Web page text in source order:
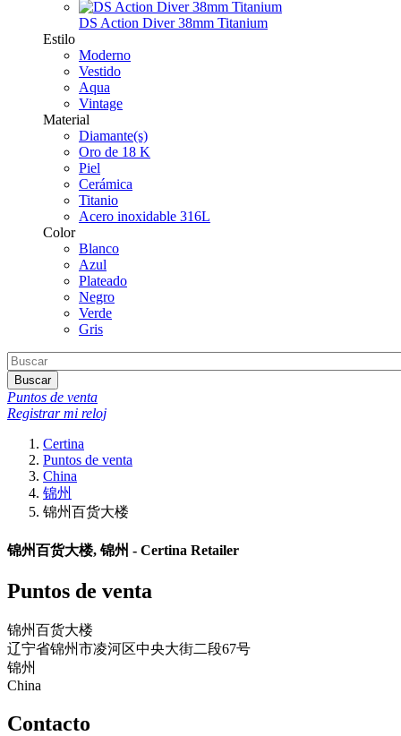
DS Action Diver 38mm Titanium
Estilo
Moderno
Vestido
Aqua
Vintage
Material
Diamante(s)
Oro de 18 K
Piel
Cerámica
Titanio
Acero inoxidable 316L
Color
Blanco
Azul
Plateado
Negro
Verde
Gris
Buscar
Puntos de venta
Registrar mi reloj
Certina
Puntos de venta
China
锦州
锦州百货大楼
锦州百货大楼, 锦州 - Certina Retailer
Puntos de venta
锦州百货大楼
辽宁省锦州市凌河区中央大街二段67号
锦州
China
Contacto